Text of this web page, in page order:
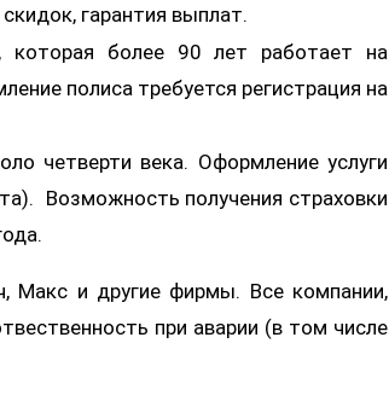
гарантия выплат.
которая более 90 лет работает на
полиса требуется регистрация на
четверти века. Оформление услуги
Возможность получения страховки
Макс и другие фирмы. Все компании,
при аварии (в том числе